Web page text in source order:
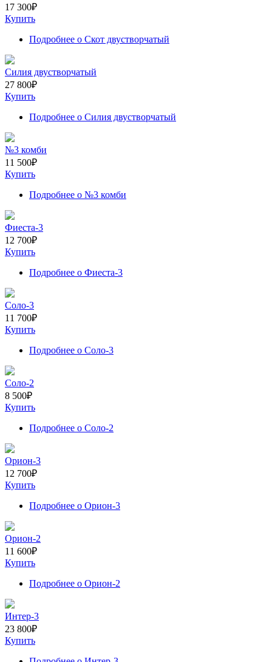
17 300₽
Купить
Подробнее о Скот двустворчатый
Силия двустворчатый
27 800₽
Купить
Подробнее о Силия двустворчатый
№3 комби
11 500₽
Купить
Подробнее о №3 комби
Фиеста-3
12 700₽
Купить
Подробнее о Фиеста-3
Соло-3
11 700₽
Купить
Подробнее о Соло-3
Соло-2
8 500₽
Купить
Подробнее о Соло-2
Орион-3
12 700₽
Купить
Подробнее о Орион-3
Орион-2
11 600₽
Купить
Подробнее о Орион-2
Интер-3
23 800₽
Купить